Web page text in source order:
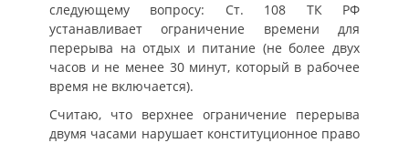
следующему вопросу: Ст. 108 ТК РФ
устанавливает ограничение времени для
перерыва на отдых и питание (не более двух
часов и не менее 30 минут, который в рабочее
время не включается).
Считаю, что верхнее ограничение перерыва
двумя часами нарушает конституционное право